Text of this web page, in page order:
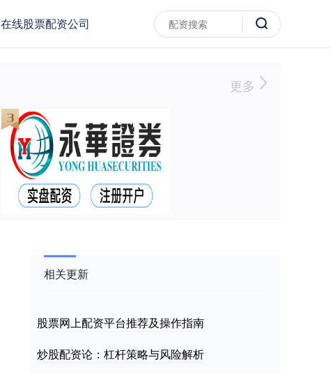
在线股票配资公司
更多
相关更新
股票网上配资平台推荐及操作指南
炒股配资论：杠杆策略与风险解析